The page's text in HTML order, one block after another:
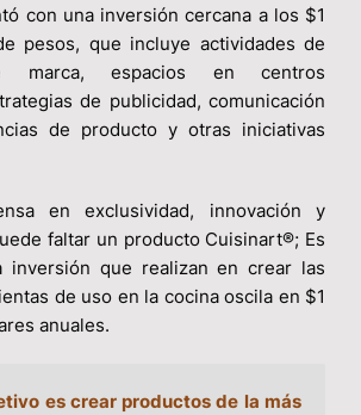
con una inversión cercana a los $1
pesos, que incluye actividades de
marca, espacios en centros
de publicidad, comunicación
de producto y otras iniciativas
en exclusividad, innovación y
faltar un producto Cuisinart®; Es
inversión que realizan en crear las
de uso en la cocina oscila en $1
anuales.
es crear productos de la más